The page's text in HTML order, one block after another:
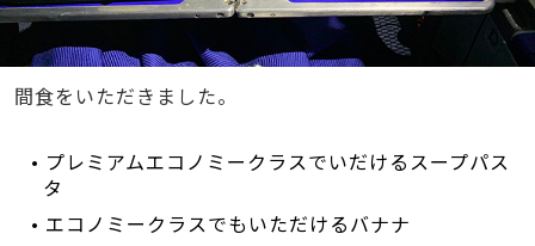
間食をいただきました。
• プレミアムエコノミークラスでいだけるスープパス
タ
• エコノミークラスでもいただけるバナナ